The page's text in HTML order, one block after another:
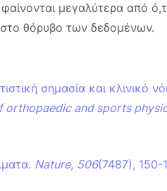
μεγαλύτερα από
στο θόρυβο των δεδομένων.
σημασία και κλινικό
orthopaedic and sports
Nature, 506(7487), 150-